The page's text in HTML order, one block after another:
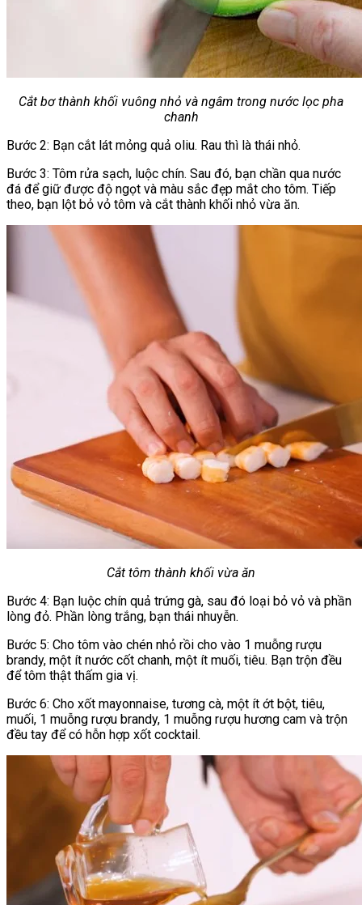
Cắt bơ thành khối vuông nhỏ và ngâm trong nước lọc pha
chanh
Bước 2: Bạn cắt lát mỏng quả oliu. Rau thì là thái nhỏ.
Bước 3: Tôm rửa sạch, luộc chín. Sau đó, bạn chần qua nước
đá để giữ được độ ngọt và màu sắc đẹp mắt cho tôm. Tiếp
theo, bạn lột bỏ vỏ tôm và cắt thành khối nhỏ vừa ăn.
Cắt tôm thành khối vừa ăn
Bước 4: Bạn luộc chín quả trứng gà, sau đó loại bỏ vỏ và phần
lòng đỏ. Phần lòng trắng, bạn thái nhuyễn.
Bước 5: Cho tôm vào chén nhỏ rồi cho vào 1 muỗng rượu
brandy, một ít nước cốt chanh, một ít muối, tiêu. Bạn trộn đều
để tôm thật thấm gia vị.
Bước 6: Cho xốt mayonnaise, tương cà, một ít ớt bột, tiêu,
muối, 1 muỗng rượu brandy, 1 muỗng rượu hương cam và trộn
đều tay để có hỗn hợp xốt cocktail.